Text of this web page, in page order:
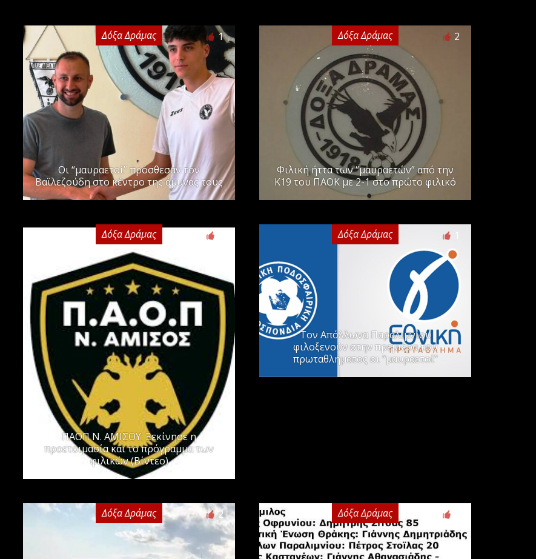
Δόξα Δράμας 1
Οι “μαυραετοί” πρόσθεσαν τον
Βαϊλεζούδη στο κέντρο της άμυνας τους
Δόξα Δράμας 2
Φιλική ήττα των “μαυραετών” από την
Κ19 του ΠΑΟΚ με 2-1 στο πρώτο φιλικό
Δόξα Δράμας
ΠΑΟΠ Ν. ΑΜΙΣΟΥ: Ξεκίνησε η
προετοιμασία και το πρόγραμμα των
φιλικών (Βίντεο)
Δόξα Δράμας
Τον Απόλλωνα Παραλιμνίου
φιλοξενούν στην πρεμιέρα του
πρωταθλήματος οι “μαυραετοί”
Δόξα Δράμας 2 Δόξα Δράμας